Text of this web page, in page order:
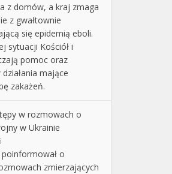
z domów, a kraj zmaga
z gwałtownie
się epidemią eboli.
sytuacji Kościół i
pomoc oraz
mające
zakażeń.
w rozmowach o
w Ukrainie
o
zmierzających